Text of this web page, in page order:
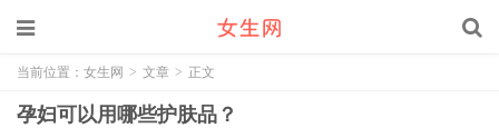
当前位置： 女生网 > 文章 > 正文
孕妇可以用哪些护肤品？